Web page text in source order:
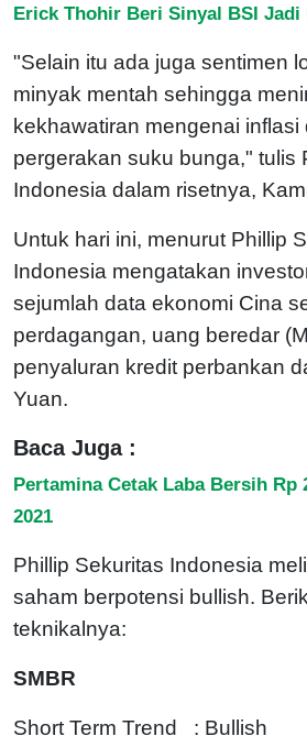
Erick Thohir Beri Sinyal BSI Jadi
"Selain itu ada juga sentimen
minyak mentah sehingga
kekhawatiran mengenai inflasi
pergerakan suku bunga," tulis
Indonesia dalam risetnya,
Untuk hari ini, menurut Phillip
Indonesia mengatakan
sejumlah data ekonomi Cina
perdagangan, uang beredar
penyaluran kredit perbankan
Yuan.
Baca Juga :
Pertamina Cetak Laba Bersih Rp
2021
Phillip Sekuritas Indonesia
saham berpotensi bullish.
teknikalnya:
SMBR
Short Term Trend : Bullish